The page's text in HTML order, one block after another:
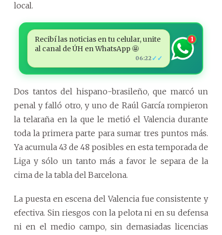
local.
Recibí las noticias en tu celular, unite
al canal de ÚH en WhatsApp 🤩
06:22 ✓✓
1
Dos tantos del hispano-brasileño, que marcó un
penal y falló otro, y uno de Raúl García rompieron
la telaraña en la que le metió el Valencia durante
toda la primera parte para sumar tres puntos más.
Ya acumula 43 de 48 posibles en esta temporada de
Liga y sólo un tanto más a favor le separa de la
cima de la tabla del Barcelona.
La puesta en escena del Valencia fue consistente y
efectiva. Sin riesgos con la pelota ni en su defensa
ni en el medio campo, sin demasiadas licencias